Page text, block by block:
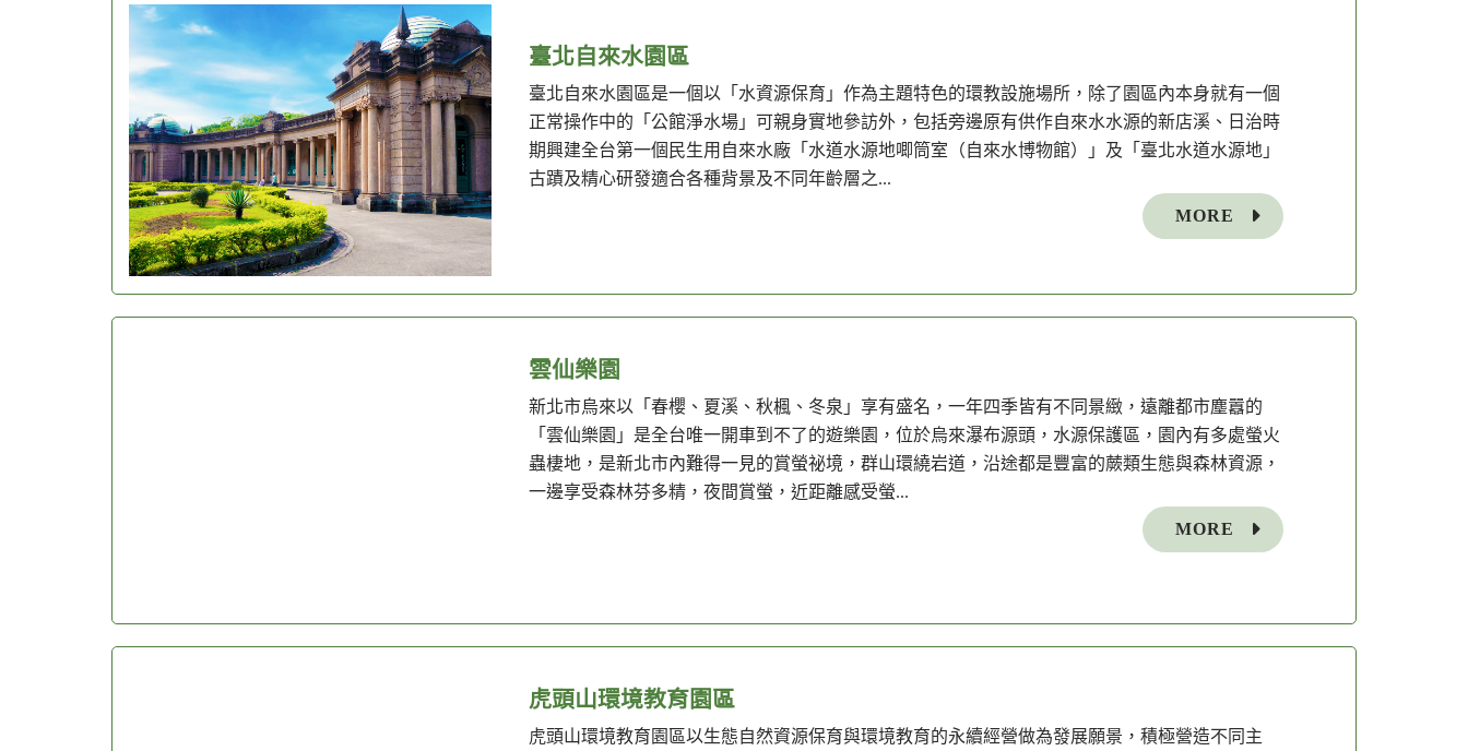
臺北自來水園區
臺北自來水園區是一個以「水資源保育」作為主題特色的環教設施場所，除了園區內本身就有一個
正常操作中的「公館淨水場」可親身實地參訪外，包括旁邊原有供作自來水水源的新店溪、日治時
期興建全台第一個民生用自來水廠「水道水源地唧筒室（自來水博物館）」及「臺北水道水源地」
古蹟及精心研發適合各種背景及不同年齡層之...
MORE
雲仙樂園
新北市烏來以「春櫻、夏溪、秋楓、冬泉」享有盛名，一年四季皆有不同景緻，遠離都市塵囂的
「雲仙樂園」是全台唯一開車到不了的遊樂園，位於烏來瀑布源頭，水源保護區，園內有多處螢火
蟲棲地，是新北市內難得一見的賞螢祕境，群山環繞岩道，沿途都是豐富的蕨類生態與森林資源，
一邊享受森林芬多精，夜間賞螢，近距離感受螢...
MORE
虎頭山環境教育園區
虎頭山環境教育園區以生態自然資源保育與環境教育的永續經營做為發展願景，積極營造不同主